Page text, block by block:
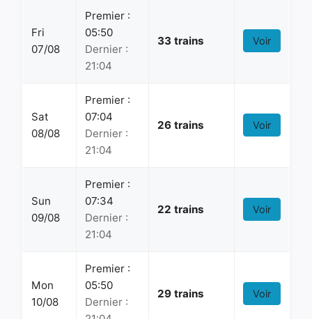
Fri
07/08
Premier :
05:50
Dernier :
21:04
33 trains Voir
Sat
08/08
Premier :
07:04
Dernier :
21:04
26 trains Voir
Sun
09/08
Premier :
07:34
Dernier :
21:04
22 trains Voir
Mon
10/08
Premier :
05:50
Dernier :
29 trains Voir